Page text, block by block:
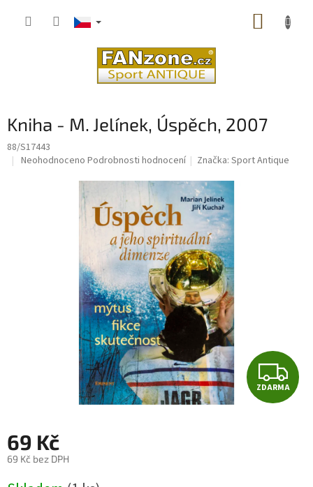
Kniha - M. Jelínek, Úspěch, 2007
88/S17443
Průměrné
Neohodnoceno Podrobnosti hodnocení Značka:Sport Antique
Z
D
ZDARMA
69 Kč
69 Kč bez DPH